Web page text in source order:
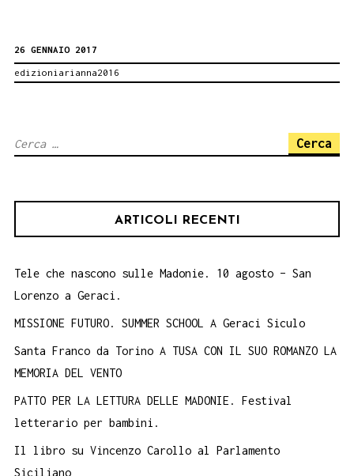
26 GENNAIO 2017
edizioniarianna2016
Ricerca
ARTICOLI RECENTI
Tele che nascono sulle Madonie. 10 agosto – San
Lorenzo a Geraci.
MISSIONE FUTURO. SUMMER SCHOOL A Geraci Siculo
Santa Franco da Torino A TUSA CON IL SUO ROMANZO LA
MEMORIA DEL VENTO
PATTO PER LA LETTURA DELLE MADONIE. Festival
letterario per bambini.
Il libro su Vincenzo Carollo al Parlamento
Siciliano